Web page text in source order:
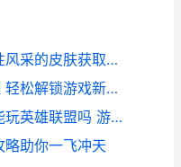
王者荣耀如何给皮肤 解锁个性风采的皮肤获取攻略大全
王者荣耀如何用动画打开教程 轻松解锁游戏新玩法
中柏电脑性能解析 中柏电脑能玩英雄联盟吗 游戏兼容性深度评测
助你一飞冲天